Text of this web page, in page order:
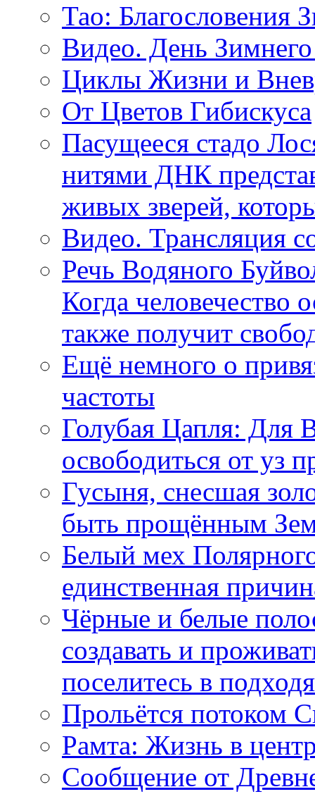
Тао: Благословения
Видео. День
Циклы Жизни и
От Цветов Гибискуса
Пасущееся стадо
нитями ДНК
живых зверей,
Видео. Трансляция
Речь Водяного
Когда человечество
также получит
Ещё немного о
частоты
Голубая Цапля: Для
освободиться от уз
Гусыня, снесшая
быть прощённым
Белый мех
единственная
Чёрные и белые
создавать и
поселитесь в
Прольётся потоком
Рамта: Жизнь в
Сообщение от